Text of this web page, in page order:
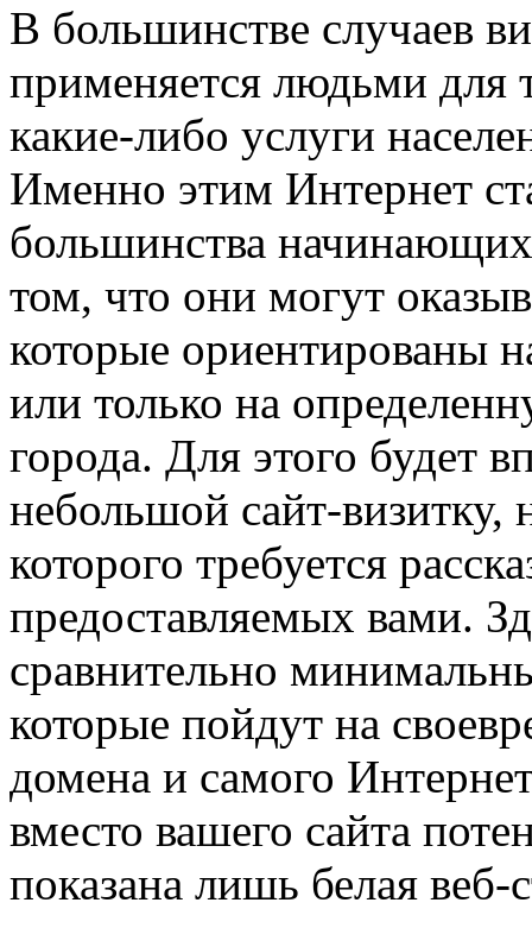
В большинстве случаев
применяется людьми для
какие-либо услуги
Именно этим Интернет
большинства
том, что они могут
которые ориентированы
или только на
города. Для этого будет
небольшой сайт-визитку,
которого требуется
предоставляемых вами.
сравнительно
которые пойдут на
домена и самого
вместо вашего сайта
показана лишь белая веб-